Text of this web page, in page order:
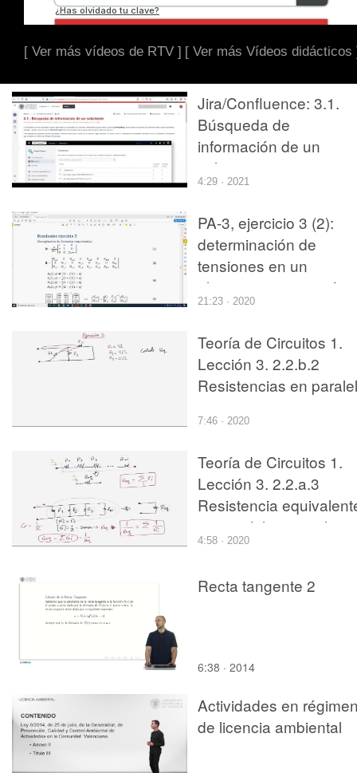
[ Ver más vídeos de RTV ] [ Ver más Vídeos didácticos
Jira/Confluence: 3.1.
Búsqueda de
información de un
solicitante
4:29 · 2021
PA-3, ejercicio 3 (2):
determinación de
tensiones en un
elemento
en tensión plana
21:23 · 2020
Teoría de Circuitos 1.
Lección 3. 2.2.b.2
Resistencias en
7:46 · 2020
Teoría de Circuitos 1.
Lección 3. 2.2.a.3
Resistencia
en paralelo, ejemplo
4:58 · 2020
Recta tangente 2
6:38 · 2014
Actividades en
de licencia ambiental